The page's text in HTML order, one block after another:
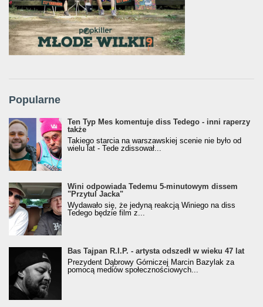
Popularne
Ten Typ Mes komentuje diss Tedego - inni raperzy
także
Takiego starcia na warszawskiej scenie nie było od
wielu lat - Tede zdissował...
Wini odpowiada Tedemu 5-minutowym dissem
"Przytul Jacka"
Wydawało się, że jedyną reakcją Winiego na diss
Tedego będzie film z...
Bas Tajpan R.I.P. - artysta odszedł w wieku 47 lat
Prezydent Dąbrowy Górniczej Marcin Bazylak za
pomocą mediów społecznościowych...